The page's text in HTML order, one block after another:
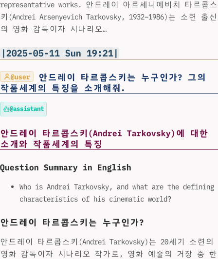
representative works. 안드레이 아르세니예비치 타르콥스
키(Andrei Arsenyevich Tarkovsky, 1932–1986)는 소련 출신
의 영화 감독이자 시나리오…
|2025-05-11 Sun 19:21|
@user
안드레이 타르콥스키는 누구인가? 그의
작품세계의 특징을 소개해줘.
@assistant
안드레이 타르콥스키(Andrei Tarkovsky)에 대한
소개와 작품세계의 특징
Question Summary in English
Who is Andrei Tarkovsky, and what are the defining
characteristics of his cinematic world?
안드레이 타르콥스키는 누구인가?
안드레이 타르콥스키(Andrei Tarkovsky)는 20세기 소련의
영화 감독이자 시나리오 작가로, 영화 예술의 거장 중 한